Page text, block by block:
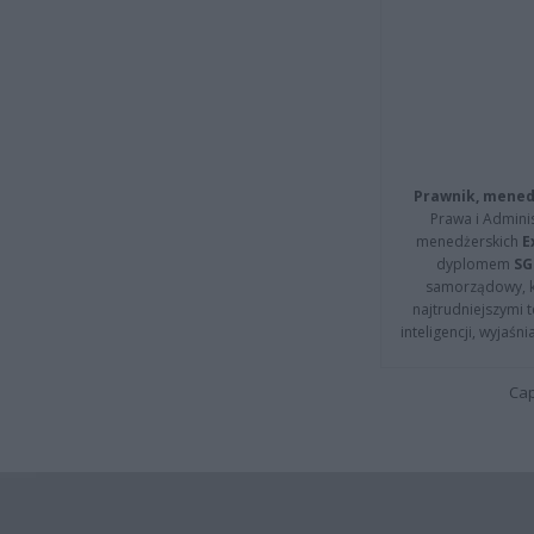
Prawnik,
Prawa i
menedżerskich
dyplomem
samorządowy,
najtrudniejszymi
inteligencji,